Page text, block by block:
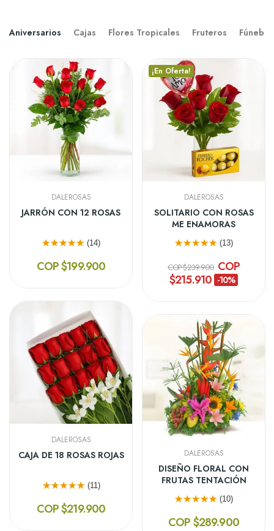
Aniversarios Cajas Flores Tropicales Fruteros
DALEROSAS
JARRÓN CON 12 ROSAS
(14)
COP $199.900
DALEROSAS
CAJA DE 18 ROSAS ROJAS
(11)
COP $219.900
¡En Oferta!
DALEROSAS
SOLITARIO CON ROSAS
ME ENAMORAS
(13)
COP $239.900 COP
$215.910 -10%
DALEROSAS
DISEÑO FLORAL CON
FRUTAS TENTACIÓN
(10)
COP $289.900